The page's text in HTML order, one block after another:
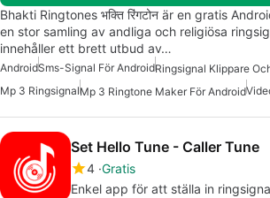
Bhakti Ringtones भक्ति रिंगटोन är en gratis
en stor samling av andliga och religiösa
innehåller ett brett utbud av…
AndroidSms-Signal För Android
Mp 3 RingsignalMp 3 Ringtone Maker För Android
Set Hello Tune - Caller Tune
4 Gratis
Enkel app för att ställa in